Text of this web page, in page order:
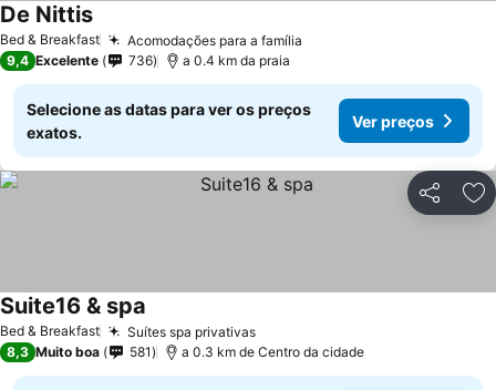
Bed & Breakfast Acomodações para a família
De NittisVer preços
9,4 Excelente 736 a 0.4 km da praia
Selecione as datas para ver os preços
exatos.
Ver preços
Partilhar
Bed & Breakfast Suítes spa privativasVer preços
Suite16 & spa
8,3 Muito boa 581 a 0.3 km de Centro da cidade